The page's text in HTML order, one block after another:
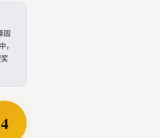
固
，
4